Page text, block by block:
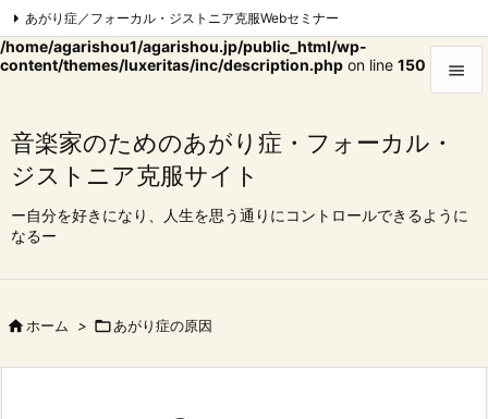
Warning: Trying to access array offset on false in
/home/agarishou1/agarishou.jp/public_html/wp-
content/themes/luxeritas/inc/description.php on line 150
音楽家のためのあがり症・フォーカル・
ジストニア克服サイト
ー自分を好きになり、人生を思う通りにコントロールできるように
なるー

メニュ


あがり症／フォーカル・ジストニア克服Webセミナー
フォーカル・ジストニア克服Webセミナー|東京
コンクール、オーディション一発合格コース
ホーム > あがり症の原因